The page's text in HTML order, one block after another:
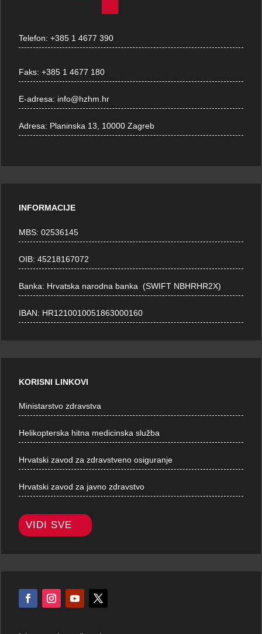
Telefon:+385 1 4677 390
Faks:+385 1 4677 180
E-adresa: info@hzhm.hr
Adresa: Planinska 13, 10000 Zagreb
INFORMACIJE
MBS: 02536145
OIB: 45218167072
Banka: Hrvatska narodna banka (SWIFT NBHRHR2X)
IBAN: HR1210010051863000160
KORISNI LINKOVI
Ministarstvo zdravstva
Helikopterska hitna medicinska služba
Hrvatski zavod za zdravstveno osiguranje
Hrvatski zavod za javno zdravstvo
VIDI SVE